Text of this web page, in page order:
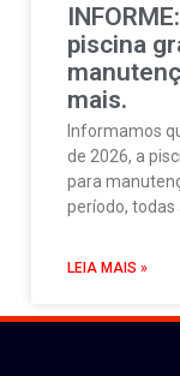
piscina
mais.
Informamos
de 2026, a
para
período, todas
LEIA MAIS »